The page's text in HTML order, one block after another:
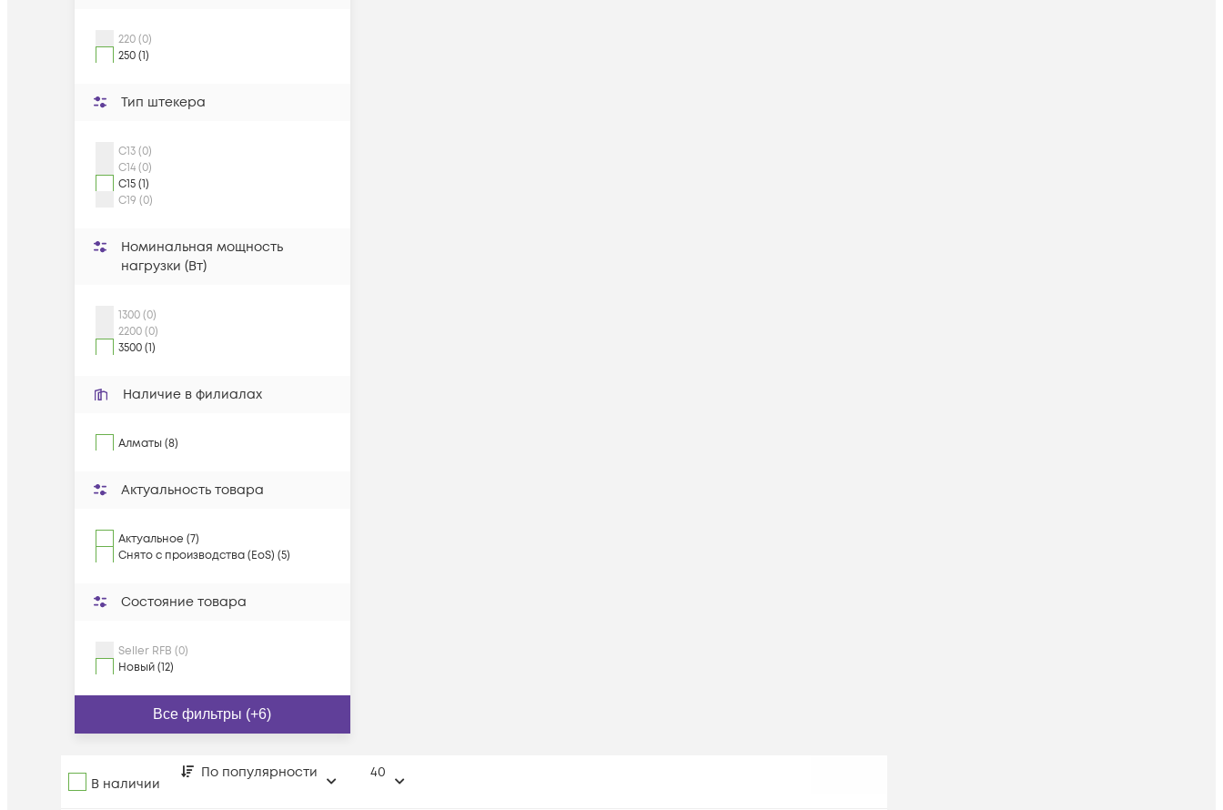
220 (0)
250 (1)
Тип штекера
C13 (0)
C14 (0)
C15 (1)
C19 (0)
Номинальная мощность
нагрузки (Вт)
1300 (0)
2200 (0)
3500 (1)
Наличие в филиалах
Алматы (8)
Актуальность товара
Актуальное (7)
Снято с производства (EoS) (5)
Состояние товара
Seller RFB (0)
Новый (12)
Все фильтры (+6)
В наличии
По популярности 40